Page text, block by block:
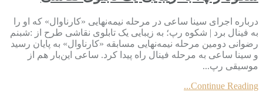
درباره اجرای سینا ساعی در مرحله نیمه‌نهایی «کارناوال» که او را
به فینال برد | شکوه رپ؛ به زیبایی یک تابلوی نقاشی طرح از :شبنم
رضوانی دومین مرحله نیمه‌نهایی مسابقه «کارناوال» به پایان رسید
و سینا ساعی به مرحله فینال راه پیدا کرد. ساعی این‌بار هم از
موسیقی رپ...
Continue Reading...